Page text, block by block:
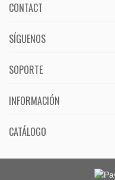
CONTACT
SÍGUENOS
SOPORTE
INFORMACIÓN
CATÁLOGO